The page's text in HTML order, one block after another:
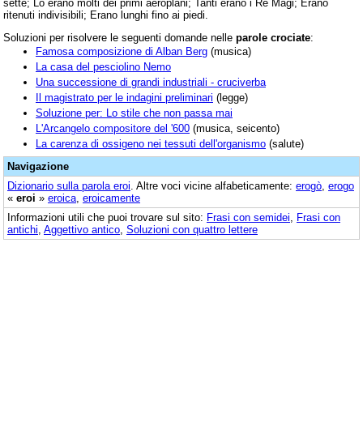
sette; Lo erano molti dei primi aeroplani; Tanti erano i Re Magi; Erano
ritenuti indivisibili; Erano lunghi fino ai piedi.
Soluzioni per risolvere le seguenti domande nelle parole crociate:
Famosa composizione di Alban Berg (musica)
La casa del pesciolino Nemo
Una successione di grandi industriali - cruciverba
Il magistrato per le indagini preliminari (legge)
Soluzione per: Lo stile che non passa mai
L'Arcangelo compositore del '600 (musica, seicento)
La carenza di ossigeno nei tessuti dell'organismo (salute)
Navigazione
Dizionario sulla parola eroi . Altre voci vicine alfabeticamente: erogò erogo
« eroi » eroica eroicamente
Informazioni utili che puoi trovare sul sito: Frasi con semidei
Frasi con
antichi Aggettivo antico Soluzioni con quattro lettere